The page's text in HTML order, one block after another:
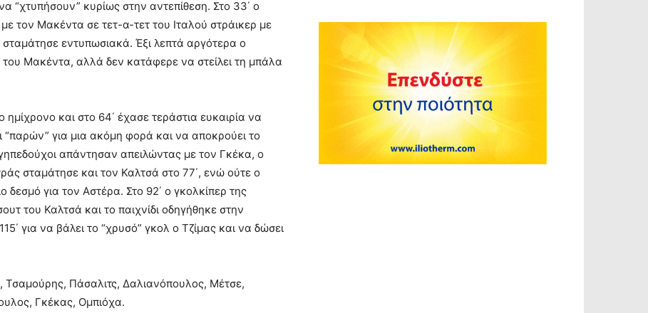
“χτυπήσουν” κυρίως στην αντεπίθεση. Στο 33΄ ο
τον Μακέντα σε τετ-α-τετ του Ιταλού στράικερ με
εντυπωσιακά. Έξι λεπτά αργότερα ο
Μακέντα, αλλά δεν κατάφερε να στείλει τη μπάλα
ημίχρονο και στο 64΄ έχασε τεράστια ευκαιρία να
για μια ακόμη φορά και να αποκρούει το
απάντησαν απειλώντας με τον Γκέκα, ο
σταμάτησε και τον Καλτσά στο 77΄, ενώ ούτε ο
δεσμό για τον Αστέρα. Στο 92΄ ο γκολκίπερ της
του Καλτσά και το παιχνίδι οδηγήθηκε στην
για να βάλει το “χρυσό” γκολ ο Τζίμας και να δώσει
Τσαμούρης, Πάσαλιτς, Δαλιανόπουλος, Μέτσε,
Γκέκας, Ομπιόχα.